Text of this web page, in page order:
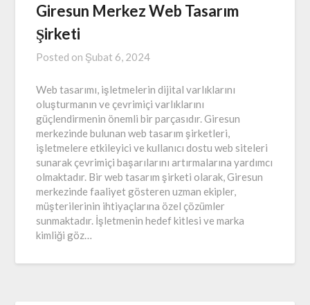
Giresun Merkez Web Tasarım
Şirketi
Posted on Şubat 6, 2024
Web tasarımı, işletmelerin dijital varlıklarını
oluşturmanın ve çevrimiçi varlıklarını
güçlendirmenin önemli bir parçasıdır. Giresun
merkezinde bulunan web tasarım şirketleri,
işletmelere etkileyici ve kullanıcı dostu web siteleri
sunarak çevrimiçi başarılarını artırmalarına yardımcı
olmaktadır. Bir web tasarım şirketi olarak, Giresun
merkezinde faaliyet gösteren uzman ekipler,
müşterilerinin ihtiyaçlarına özel çözümler
sunmaktadır. İşletmenin hedef kitlesi ve marka
kimliği göz…